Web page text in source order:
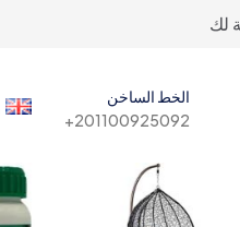
لك
الخط الساخن
201100925092+